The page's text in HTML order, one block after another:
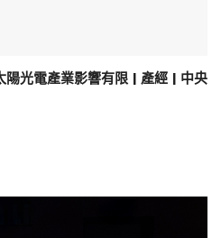
光電產業影響有限 | 產經 | 中央